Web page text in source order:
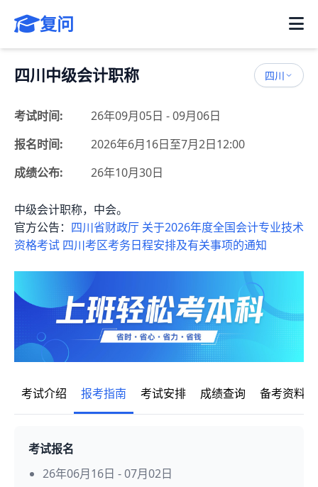
复问
四川中级会计职称 四川
考试时间:
26年09月05日 - 09月06日
报名时间:
2026年6月16日至7月2日12:00
成绩公布:
26年10月30日
中级会计职称，中会。
官方公告： 四川省财政厅 关于2026年度全国会计专业技术
资格考试 四川考区考务日程安排及有关事项的通知
考试介绍 报考指南 考试安排 成绩查询 备考资料
考试报名
26年06月16日 - 07月02日